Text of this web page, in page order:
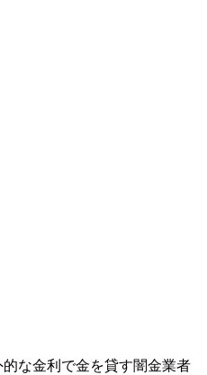
な金利で金を貸す闇金業者